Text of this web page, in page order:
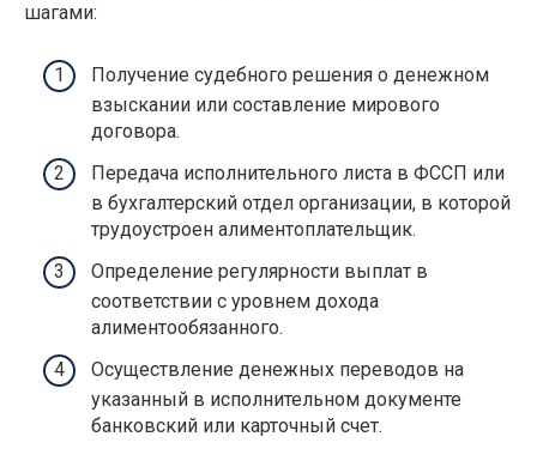
шагами:
Получение судебного решения о денежном
взыскании или составление мирового
договора.
Передача исполнительного листа в ФССП или
в бухгалтерский отдел организации, в которой
трудоустроен алиментоплательщик.
Определение регулярности выплат в
соответствии с уровнем дохода
алиментообязанного.
Осуществление денежных переводов на
указанный в исполнительном документе
банковский или карточный счет.